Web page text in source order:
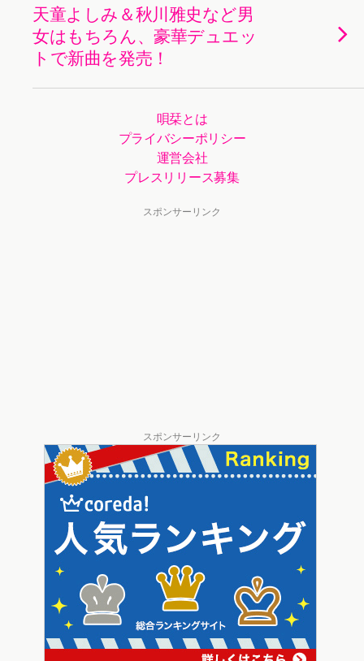
天童よしみ＆秋川雅史など男
女はもちろん、豪華デュエッ
トで新曲を発売！
唄栞とは
プライバシーポリシー
運営会社
プレスリリース募集
スポンサーリンク
スポンサーリンク